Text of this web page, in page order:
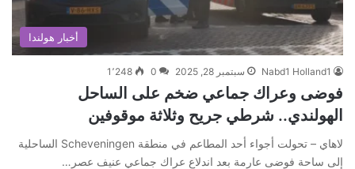
أخبار هولندا
Nabd1 Holland1 سبتمبر 28, 2025 0 1٬248
فوضى وعراك جماعي ضخم على الساحل
الهولندي.. شرطي جريح وثلاثة موقوفين
لاهاي – تحولت أجواء أحد المطاعم في منطقة Scheveningen الساحلية
إلى ساحة فوضى عارمة بعد اندلاع عراك جماعي عنيف عصر…